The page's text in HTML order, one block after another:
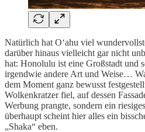
Natürlich hat Oʻahu viel
darüber hinaus vielleicht gar nicht
hat: Honolulu ist eine Großstadt und
irgendwie andere Art und Weise…
dem Moment ganz bewusst
Wolkenkratzer fiel, auf dessen
Werbung prangte, sondern ein
überhaupt scheint hier alles ein
„Shaka“ eben.